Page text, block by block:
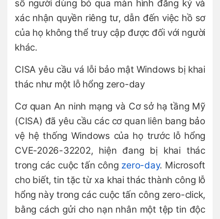
số người dùng bỏ qua màn hình đăng ký và
xác nhận quyền riêng tư, dẫn đến việc hồ sơ
của họ không thể truy cập được đối với người
khác.
CISA yêu cầu vá lỗi bảo mật Windows bị khai
thác như một lỗ hổng zero-day
Cơ quan An ninh mạng và Cơ sở hạ tầng Mỹ
(CISA) đã yêu cầu các cơ quan liên bang bảo
vệ hệ thống Windows của họ trước lỗ hổng
CVE-2026-32202, hiện đang bị khai thác
trong các cuộc tấn công zero-day. Microsoft
cho biết, tin tặc từ xa khai thác thành công lỗ
hổng này trong các cuộc tấn công zero-click,
bằng cách gửi cho nạn nhân một tệp tin độc